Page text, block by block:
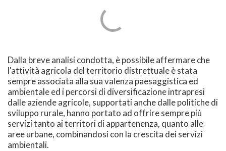
Dalla breve analisi condotta, è possibile affermare che
l'attività agricola del territorio distrettuale è stata
sempre associata alla sua valenza paesaggistica ed
ambientale ed i percorsi di diversificazione intrapresi
dalle aziende agricole, supportati anche dalle politiche di
sviluppo rurale, hanno portato ad offrire sempre più
servizi tanto ai territori di appartenenza, quanto alle
aree urbane, combinandosi con la crescita dei servizi
ambientali.